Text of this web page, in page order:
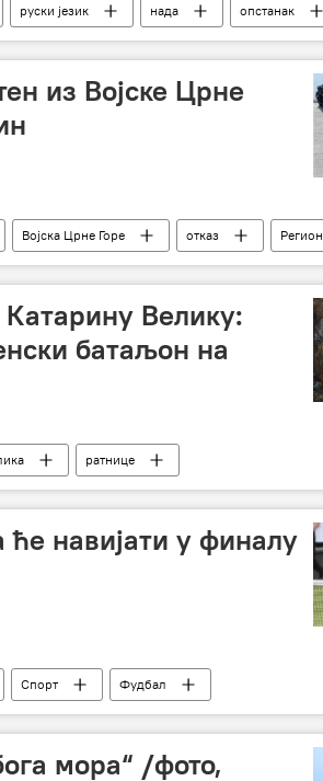
руски језик нада
опстанак
из Војске Црне
Војска Црне Горе отказ Регион
Катарину Велику:
батаљон на
ратнице
ће навијати у финалу
Спорт
Фудбал
Ђоковић
мора“ /фото,